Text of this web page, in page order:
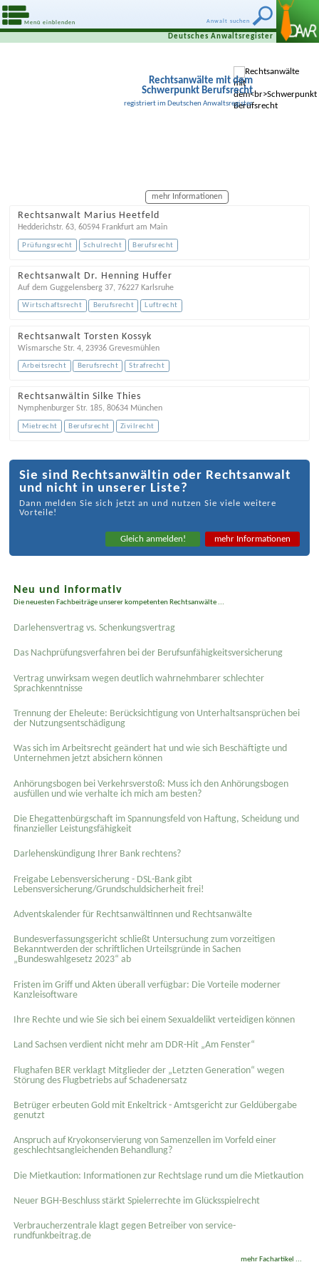
Anwalt suchen
Menü einblenden
Deutsches Anwaltsregister
Rechtsanwälte mit dem
Schwerpunkt Berufsrecht
registriert im Deutschen Anwaltsregister
mehr Informationen
Rechtsanwalt Marius Heetfeld
Hedderichstr. 63, 60594 Frankfurt am Main
Prüfungsrecht Schulrecht Berufsrecht
Rechtsanwalt Dr. Henning Huffer
Auf dem Guggelensberg 37, 76227 Karlsruhe
Wirtschaftsrecht Berufsrecht Luftrecht
Rechtsanwalt Torsten Kossyk
Wismarsche Str. 4, 23936 Grevesmühlen
Arbeitsrecht Berufsrecht Strafrecht
Rechtsanwältin Silke Thies
Nymphenburger Str. 185, 80634 München
Mietrecht Berufsrecht Zivilrecht
Sie sind Rechtsanwältin oder Rechtsanwalt
und nicht in unserer Liste?
Dann melden Sie sich jetzt an und nutzen Sie viele weitere
Vorteile!
Gleich anmelden! mehr Informationen
Neu und informativ
Die neuesten Fachbeiträge unserer kompetenten Rechtsanwälte ...
Darlehensvertrag vs. Schenkungsvertrag
Das Nachprüfungsverfahren bei der Berufsunfähigkeitsversicherung
Vertrag unwirksam wegen deutlich wahrnehmbarer schlechter
Sprachkenntnisse
Trennung der Eheleute: Berücksichtigung von Unterhaltsansprüchen bei
der Nutzungsentschädigung
Was sich im Arbeitsrecht geändert hat und wie sich Beschäftigte und
Unternehmen jetzt absichern können
Anhörungsbogen bei Verkehrsverstoß: Muss ich den Anhörungsbogen
ausfüllen und wie verhalte ich mich am besten?
Die Ehegattenbürgschaft im Spannungsfeld von Haftung, Scheidung und
finanzieller Leistungsfähigkeit
Darlehenskündigung Ihrer Bank rechtens?
Freigabe Lebensversicherung - DSL-Bank gibt
Lebensversicherung/Grundschuldsicherheit frei!
Adventskalender für Rechtsanwältinnen und Rechtsanwälte
Bundesverfassungsgericht schließt Untersuchung zum vorzeitigen
Bekanntwerden der schriftlichen Urteilsgründe in Sachen
„Bundeswahlgesetz 2023“ ab
Fristen im Griff und Akten überall verfügbar: Die Vorteile moderner
Kanzleisoftware
Ihre Rechte und wie Sie sich bei einem Sexual­delikt verteidigen können
Land Sachsen verdient nicht mehr am DDR-Hit „Am Fenster“
Flughafen BER verklagt Mitglieder der „Letzten Generation“ wegen
Störung des Flugbetriebs auf Schadenersatz
Betrüger erbeuten Gold mit Enkeltrick - Amtsgericht zur Geldübergabe
genutzt
Anspruch auf Kryokonservierung von Samenzellen im Vorfeld einer
geschlechtsangleichenden Behandlung?
Die Mietkaution: Informationen zur Rechtslage rund um die Mietkaution
Neuer BGH-Beschluss stärkt Spielerrechte im Glücksspielrecht
Verbraucherzentrale klagt gegen Betreiber von service-
rundfunkbeitrag.de
mehr Fachartikel ...